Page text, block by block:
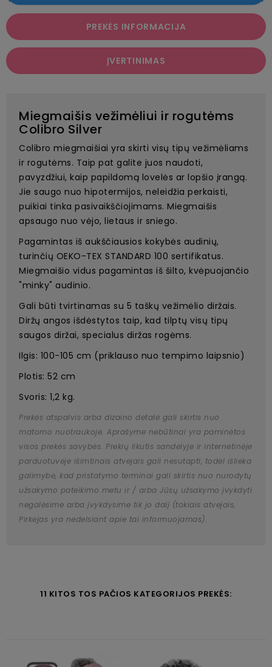
PREKĖS INFORMACIJA
ĮVERTINIMAS
Miegmaišis vežimėliui ir rogutėms
Colibro Silver
Colibro miegmaišiai yra skirti visų tipų vežimėliams
ir rogutėms. Taip pat galite juos naudoti,
pavyzdžiui, kaip papildomą lovelės ar lopšio įrangą.
Jie saugo nuo hipotermijos, neleidžia perkaisti,
puikiai tinka pasivaikščiojimams. Miegmaišis
apsaugo nuo vėjo, lietaus ir sniego.
Pagamintas iš aukščiausios kokybės audinių,
turinčių OEKO-TEX STANDARD 100 sertifikatus.
Miegmaišio vidus pagamintas iš šilto, kvėpuojančio
"minky" audinio.
Gali būti tvirtinamas su 5 taškų vežimėlio diržais.
Diržų angos išdėstytos taip, kad tilptų visų tipų
saugos diržai, specialus diržas rogėms.
Ilgis: 100-105 cm (priklauso nuo tempimo laipsnio)
Plotis: 52 cm
Svoris: 1,2 kg.
Prekės atspalvis arba dizaino detalė gali skirtis nuo
matomo nuotraukoje. Aprašyme nebūtinai yra paminėtos
visos prekės savybės. Prekių likutis sandėlyje ir internetinėje
parduotuvėje išimtinais atvejais gali nesutapti, todėl išlieka
galimybė, kad pristatymo terminai gali skirtis nuo nurodytų
užsakymo pateikimo metu ir / arba Jūsų užsakymo įvykdyti
negalėsime arba įvykdysime tik jo dalį (tokiais atvejais,
Pirkėjas yra nedelsiant apie tai informuojamas).
11 KITOS TOS PAČIOS KATEGORIJOS PREKĖS: